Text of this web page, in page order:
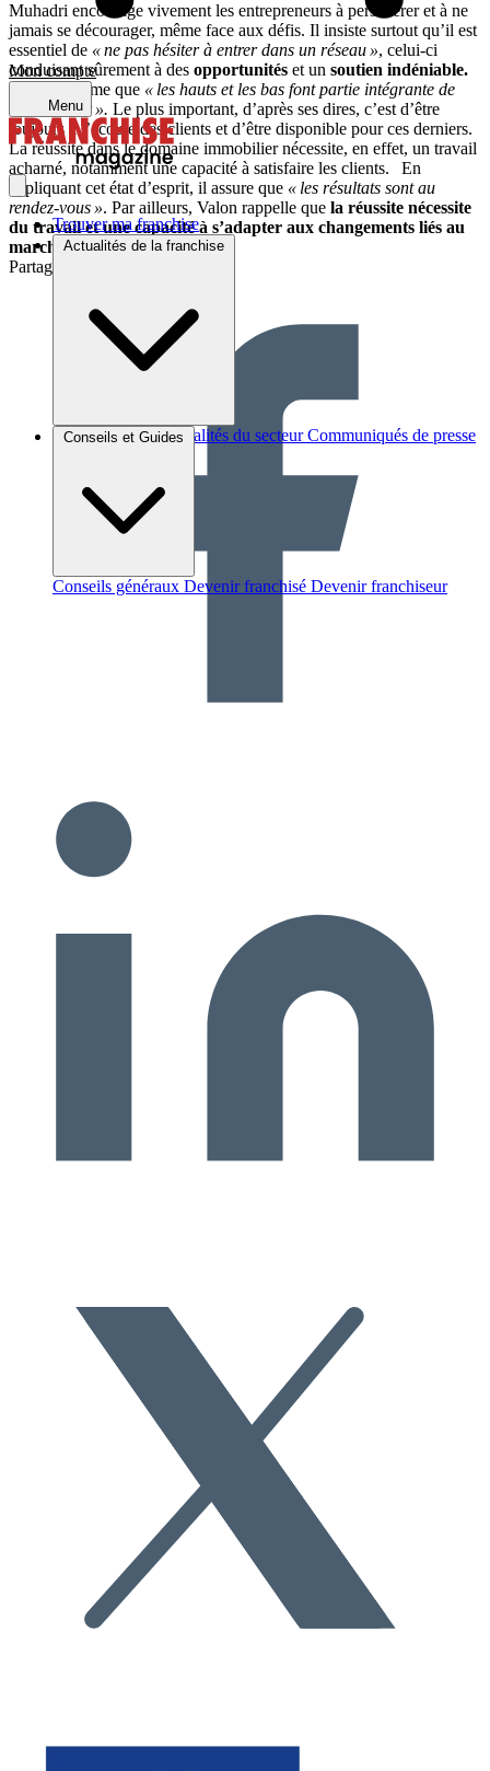
Mon compte
Menu
Trouver ma franchise
Actualités de la franchise
Brèves et actus Actualités du secteur Communiqués de presse
Conseils et Guides
Conseils généraux Devenir franchisé Devenir franchiseur
Muhadri encourage vivement les entrepreneurs à persévérer et à ne
jamais se décourager, même face aux défis. Il insiste surtout qu’il est
essentiel de «ne pas hésiter à entrer dans un réseau », celui-ci
conduisant sûrement à des opportunités et un soutien indéniable.
Il ajoute même que « les hauts et les bas font partie intégrante de
notre métier ». Le plus important, d’après ses dires, c’est d’être
toujours à l’écoute des clients et d’être disponible pour ces derniers.
La réussite dans le domaine immobilier nécessite, en effet, un travail
acharné, notamment une capacité à satisfaire les clients. En
appliquant cet état d’esprit, il assure que « les résultats sont au
rendez-vous ». Par ailleurs, Valon rappelle que la réussite nécessite
du travail et une capacité à s’adapter aux changements liés au
marché.
Partager sur :